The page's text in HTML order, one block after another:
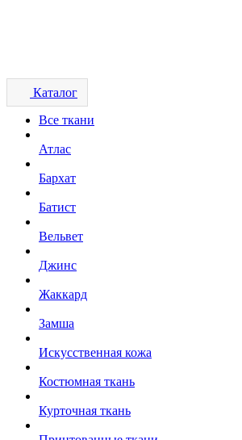
Каталог
Все ткани
Атлас
Бархат
Батист
Вельвет
Джинс
Жаккард
Замша
Искусственная кожа
Костюмная ткань
Курточная ткань